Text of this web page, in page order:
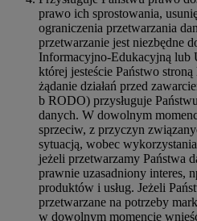
prawo ich sprostowania,
ograniczenia przetwarzania
przetwarzanie jest niezbędne
Informacyjno-Edukacyjną lub
której jesteście Państwo
żądanie działań przed
b RODO) przysługuje
danych. W dowolnym
sprzeciw, z przyczyn
sytuacją, wobec
jeżeli przetwarzamy Państwa
prawnie uzasadniony interes,
produktów i usług. Jeżeli
przetwarzane na potrzeby
w dowolnym momencie